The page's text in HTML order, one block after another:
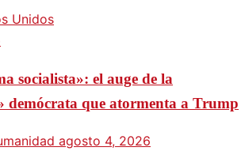
Unidos
socialista»: el auge de la
demócrata que atormenta a Trump
agosto 4, 2026